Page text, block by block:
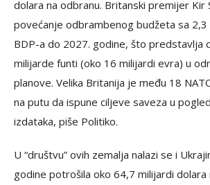
dolara na odbranu. Britanski premijer Kir
povećanje odbrambenog budžeta sa
BDP-a do 2027. godine, što predstavlja
milijarde funti (oko 16 milijardi evra) u
planove. Velika Britanija je među 18
na putu da ispune ciljeve saveza u
izdataka, piše Politiko.
U “društvu” ovih zemalja nalazi se i
godine potrošila oko 64,7 milijardi